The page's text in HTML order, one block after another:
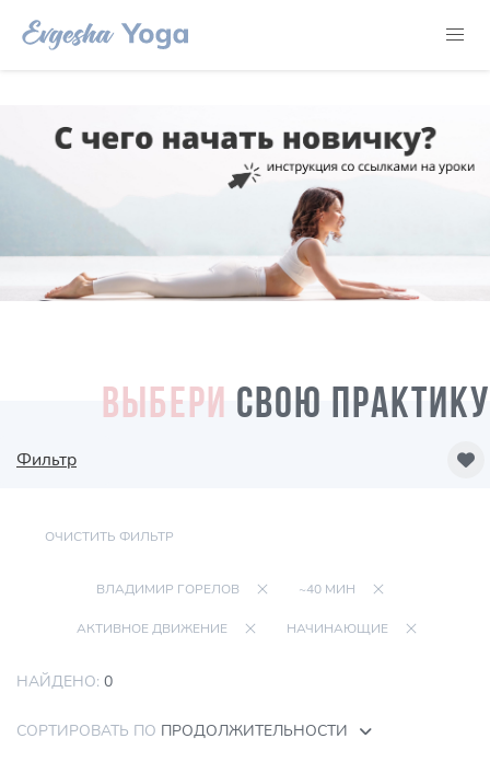
ВЫБЕРИ СВОЮ ПРАКТИКУ
Фильтр
ОЧИСТИТЬ ФИЛЬТР
ВЛАДИМИР ГОРЕЛОВ ~40 МИН
АКТИВНОЕ ДВИЖЕНИЕ НАЧИНАЮЩИЕ
НАЙДЕНО: 0
СОРТИРОВАТЬ ПО ПРОДОЛЖИТЕЛЬНОСТИ